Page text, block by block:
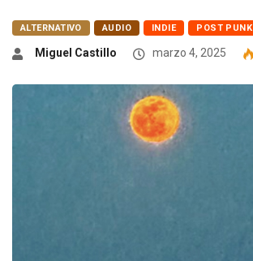
ALTERNATIVO AUDIO INDIE POST PUNK
Miguel Castillo marzo 4, 2025